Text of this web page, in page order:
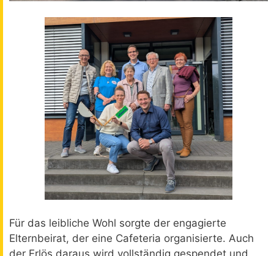
Für das leibliche Wohl sorgte der engagierte
Elternbeirat, der eine Cafeteria organisierte. Auch
der Erlös daraus wird vollständig gespendet und